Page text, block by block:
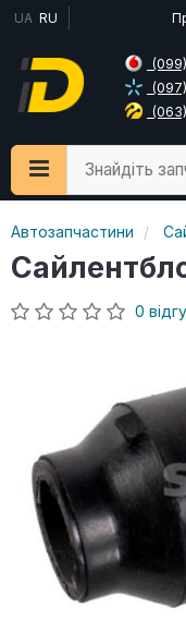
UA RU
(099)
(097)
(063)
Знайдіть
Автозапчастини
0